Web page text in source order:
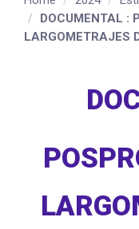
DOCUMENTAL :
LARGOMETRAJES